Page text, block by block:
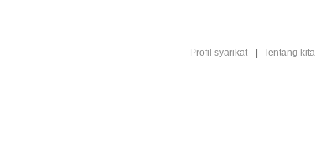
Profil syarikat Tentang kita